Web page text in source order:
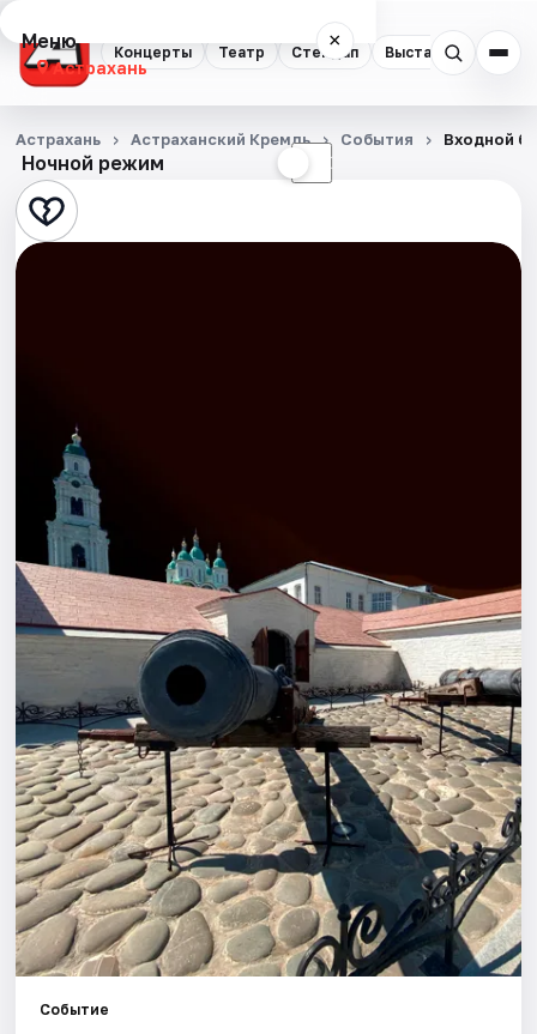
Концерты Театр Стендап Выставки
Меню ×
Астрахань
Концерты
Театр
Стендап
Спорт
События
Города
Площадки
Артисты
Рейтинги
Ночной режим ☾
Астрахань Астраханский Кремль События Входной
Событие